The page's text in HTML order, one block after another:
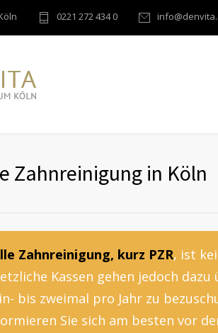
0221 272 434 0
Zahnreinigung in Köln
Zahnreinigung, kurz PZR, ist
Kassen gehen jedoch
bis zweimal pro Jahr zu
Sie sich am besten vor